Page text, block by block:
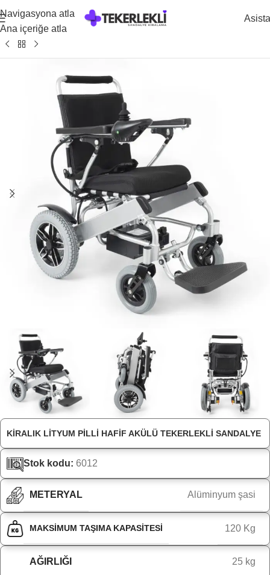
Navigasyona atla
Ana içeriğe atla
Ana Sayfa/Kiralık Akülü Tekerlekli Sandalye Modelleri
KIRALIK LITYUM PILLI HAFIF AKÜLÜ TEKERLEKLI SANDALYE
Stok kodu:6012
METERYAL Alüminyum şasi
MAKSIMUM TAŞIMA KAPASITESI 120 Kg
AĞIRLIĞI 25 kg